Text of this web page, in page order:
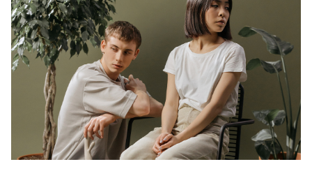
ココロ/カラダ
グルメ
トラベル
カルチャー/エンタメ